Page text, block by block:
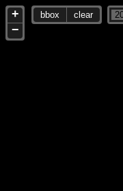
+
−
bbox clear